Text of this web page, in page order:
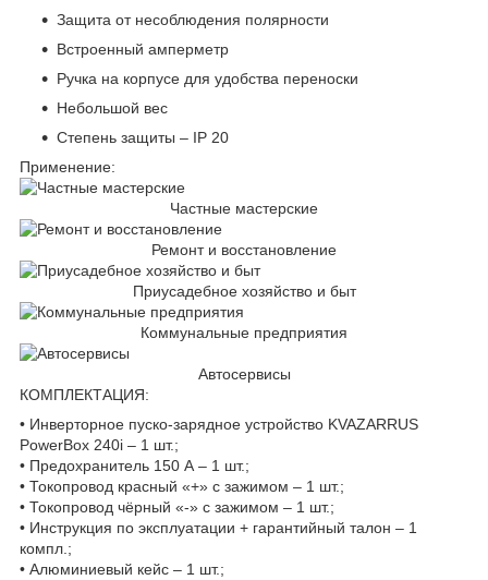
Защита от несоблюдения полярности
Встроенный амперметр
Ручка на корпусе для удобства переноски
Небольшой вес
Степень защиты – IP 20
Применение:
Частные мастерские
Ремонт и восстановление
Приусадебное хозяйство и быт
Коммунальные предприятия
Автосервисы
КОМПЛЕКТАЦИЯ:
• Инверторное пуско-зарядное устройство KVAZARRUS
PowerBox 240i – 1 шт.;
• Предохранитель 150 А – 1 шт.;
• Токопровод красный «+» с зажимом – 1 шт.;
• Токопровод чёрный «-» с зажимом – 1 шт.;
• Инструкция по эксплуатации + гарантийный талон – 1
компл.;
• Алюминиевый кейс – 1 шт.;